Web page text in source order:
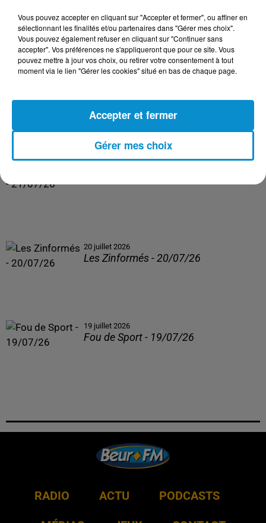
Les Zinformés - 23/07/26
Les Zinformés - 22/07/26
20 juillet 2026
Les Zinformés - 20/07/26
19 juillet 2026
Fou de Sport - 19/07/26
RADIO ACTU PODCASTS
Vous pouvez accepter en cliquant sur "Accepter et fermer", ou affiner en
sélectionnant les finalités et/ou partenaires dans "Gérer mes choix".
Vous pouvez également refuser en cliquant sur "Continuer sans
accepter". Vos préférences ne s'appliqueront que pour ce site. Vous
pouvez mettre à jour vos choix, ou retirer votre consentement à tout
moment via le lien "Gérer les cookies" situé en bas de chaque page.
Gérer mes choix
Accepter et fermer